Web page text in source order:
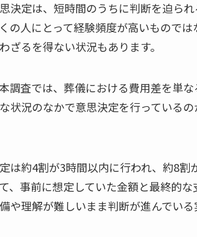
決定は、短時間のうちに判断を迫られ
の人にとって経験頻度が高いもので
ざるを得ない状況もあります。
調査では、葬儀における費用差を単
状況のなかで意思決定を行っている
は約4割が3時間以内に行われ、約8割
、事前に想定していた金額と最終的
や理解が難しいまま判断が進んでいる